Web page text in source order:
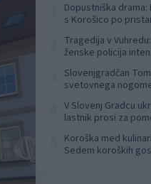
Dopustniška
s Korošico po
Tragedija v
ženske policija
Slovenjgradčan
svetovnega
V Slovenj Gradcu
lastnik prosi za
Koroška med
Sedem koroških